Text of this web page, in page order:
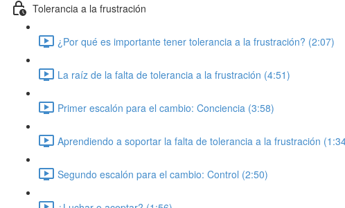
Tolerancia a la frustración
¿Por qué es importante tener tolerancia a la frustración? (2:07)
La raíz de la falta de tolerancia a la frustración (4:51)
Primer escalón para el cambio: Conciencia (3:58)
Aprendiendo a soportar la falta de tolerancia a la frustración
Segundo escalón para el cambio: Control (2:50)